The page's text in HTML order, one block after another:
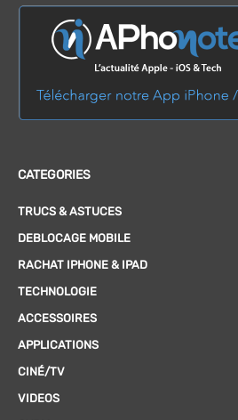
CATEGORIES
TRUCS & ASTUCES
DEBLOCAGE MOBILE
RACHAT IPHONE & IPAD
TECHNOLOGIE
ACCESSOIRES
APPLICATIONS
CINÉ/TV
VIDEOS